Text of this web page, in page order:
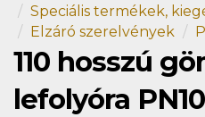
Speciális termékek,
Elzáró szerelvények
110 hosszú
lefolyóra PN10